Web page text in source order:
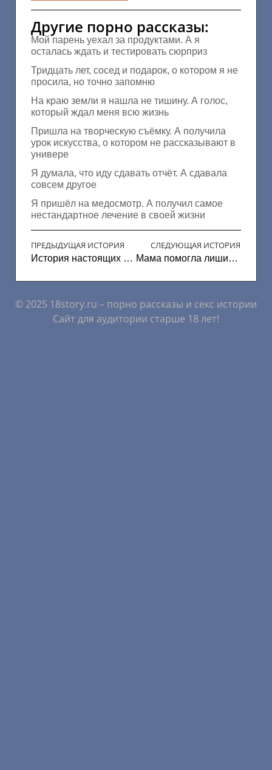
Другие порно рассказы:
Мой парень уехал за продуктами. А я
осталась ждать и тестировать сюрприз
Тридцать лет, сосед и подарок, о котором я не
просила, но точно запомню
На краю земли я нашла не тишину. А голос,
который ждал меня всю жизнь
Пришла на творческую съёмку. А получила
урок искусства, о котором не рассказывают в
универе
Я думала, что иду сдавать отчёт. А сдавала
совсем другое
Я пришёл на медосмотр. А получил самое
нестандартное лечение в своей жизни
ПРЕДЫДУЩАЯ ИСТОРИЯ
История настоящих советских мужиков
СЛЕДУЮЩАЯ ИСТОРИЯ
Мама помогла лишится девственности
© 2025 18story.ru – порно рассказы и секс истории
Сайт для аудитории старше 18 лет!